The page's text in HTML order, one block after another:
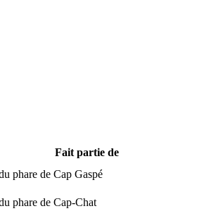
Fait partie de
phare de Cap Gaspé
phare de Cap-Chat